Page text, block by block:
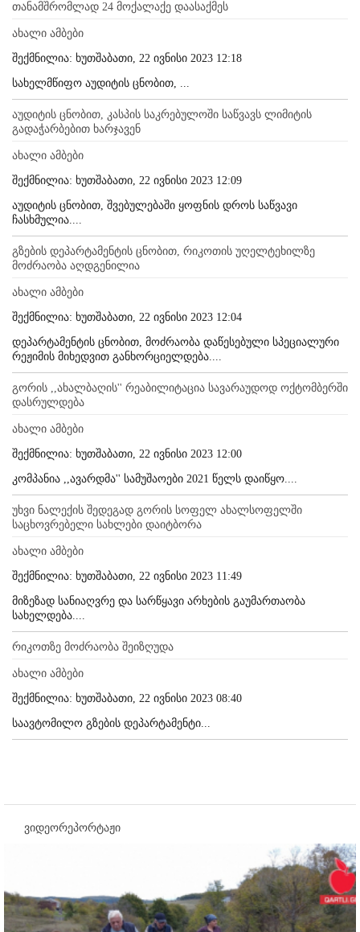
თანამშრომლად 24 მოქალაქე დაასაქმეს
ახალი ამბები
შექმნილია: ხუთშაბათი, 22 ივნისი 2023 12:18
სახელმწიფო აუდიტის ცნობით, ...
აუდიტის ცნობით, კასპის საკრებულოში საწვავს ლიმიტის
გადაჭარბებით ხარჯავენ
ახალი ამბები
შექმნილია: ხუთშაბათი, 22 ივნისი 2023 12:09
აუდიტის ცნობით, შვებულებაში ყოფნის დროს საწვავი
ჩასხმულია....
გზების დეპარტამენტის ცნობით, რიკოთის უღელტეხილზე
მოძრაობა აღდგენილია
ახალი ამბები
შექმნილია: ხუთშაბათი, 22 ივნისი 2023 12:04
დეპარტამენტის ცნობით, მოძრაობა დაწესებული სპეციალური
რეჟიმის მიხედვით განხორციელდება....
გორის ,,ახალბაღის'' რეაბილიტაცია სავარაუდოდ ოქტომბერში
დასრულდება
ახალი ამბები
შექმნილია: ხუთშაბათი, 22 ივნისი 2023 12:00
კომპანია ,,ავარდმა'' სამუშაოები 2021 წელს დაიწყო....
უხვი ნალექის შედეგად გორის სოფელ ახალსოფელში
საცხოვრებელი სახლები დაიტბორა
ახალი ამბები
შექმნილია: ხუთშაბათი, 22 ივნისი 2023 11:49
მიზეზად სანიაღვრე და სარწყავი არხების გაუმართაობა
სახელდება....
რიკოთზე მოძრაობა შეიზღუდა
ახალი ამბები
შექმნილია: ხუთშაბათი, 22 ივნისი 2023 08:40
საავტომილო გზების დეპარტამენტი...
ვიდეორეპორტაჟი